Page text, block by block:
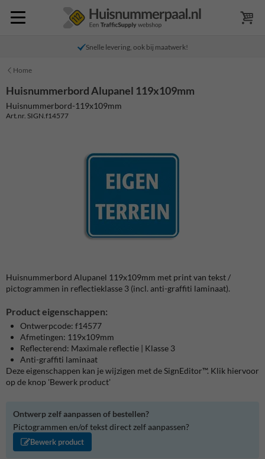
Snelle levering, ook bij maatwerk!
Home
Huisnummerbord Alupanel 119x109mm
Huisnummerbord-119x109mm
Art.nr. SIGN.f14577
Huisnummerbord Alupanel 119x109mm met print van tekst /
pictogrammen in reflectieklasse 3 (incl. anti-graffiti laminaat).
Product eigenschappen:
Ontwerpcode: f14577
Afmetingen: 119x109mm
Reflecterend: Maximale reflectie | Klasse 3
Anti-graffiti laminaat
Deze eigenschappen kan je wijzigen met de SignEditor™. Klik hiervoor
op de knop 'Bewerk product'
Ontwerp zelf aanpassen of bestellen?
Pictogrammen en/of tekst direct zelf aanpassen?
Bewerk product